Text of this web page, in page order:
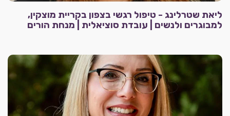
ליאת שטרלינג - טיפול רגשי בצפון בקריית מוצקין,
למבוגרים ולנשים | עובדת סוציאלית | מנחת הורים